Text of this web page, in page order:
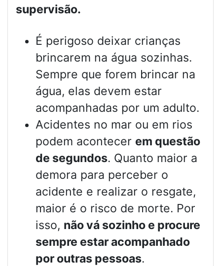
supervisão.
É perigoso deixar crianças
brincarem na água sozinhas.
Sempre que forem brincar na
água, elas devem estar
acompanhadas por um adulto.
Acidentes no mar ou em rios
podem acontecer em questão
de segundos. Quanto maior a
demora para perceber o
acidente e realizar o resgate,
maior é o risco de morte. Por
isso, não vá sozinho e procure
sempre estar acompanhado
por outras pessoas.